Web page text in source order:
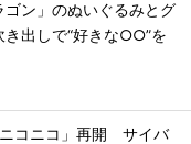
ゴン」のぬいぐるみとグ
出しで“好きな○○”を
コニコ」再開 サイバ